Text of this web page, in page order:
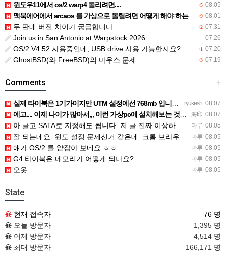
+5 08.05
윈도우11에서 os/2 warp4 돌리려면....
+9 08.01
맥북에어에서 arcaos 를 가상으로 돌릴려면 어떻게 해야 하는 지요?
+2 07.31
두 판매 버전 차이가 궁금합니다.
07.26
Join us in San Antonio at Warpstock 2026
+1 07.20
OS/2 V4.52 사용중인데, USB drive 사용 가능한지요?
+3 07.19
GhostBSD(와 FreeBSD)의 마우스 문제
+
Comments
ryukesh 08.07
실제 타이북은 1기가이지만 UTM 설정에선 768mb 입니다. 1기가나 그 보다 넘게 설정하면 UTM 에뮬레…
海印 08.07
에고.... 이제 나이가 많아서,,, 이런 가상pc에 설치해보는 것도 귀찮군요.. ㅎㅎ 날씨도 덥고.....…
마루 08.05
아 글고 SATA로 지정해도 됩니다. 저 글 진짜 이상하네요. 옛날꺼 퍼와서 그런거 같은데요.
마루 08.05
잘 되는데요. 윈도 설정 문제신거 같은데. 크롬 브라우저나 파폭으로 해 보세요
마루 08.05
얘가 OS/2 를 얕잡아 보네요 ㅎㅎ
마루 08.05
G4 타이북은 메모리가 어떻게 되나요?
마루 08.05
오옷.
State
현재 접속자
76 명
오늘 방문자
1,395 명
어제 방문자
4,514 명
최대 방문자
166,171 명